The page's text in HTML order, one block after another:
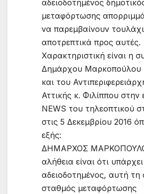
αδειοδοτημένος
μεταφόρτωσης
να παρεμβαίνουν
αποτρεπτικά προς αυτές.
Χαρακτηριστική είναι η
Δημάρχου Μαρκοπούλου
και του
Αττικής κ. Φιλίππου στην
NEWS του τηλεοπτικού
στις 5 Δεκεμβρίου 2016
εξής:
ΔΗΜΑΡΧΟΣ
αλήθεια είναι ότι
αδειοδοτημένος, αυτή τη
σταθμός μεταφόρτωσης